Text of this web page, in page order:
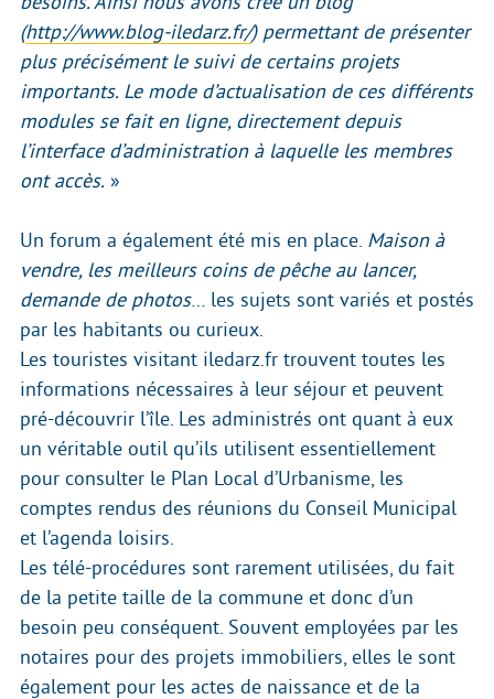
(http://www.blog-iledarz.fr/) permettant de présenter
plus précisément le suivi de certains projets
importants. Le mode d’actualisation de ces différents
modules se fait en ligne, directement depuis
l’interface d’administration à laquelle les membres
ont accès. »
Un forum a également été mis en place. Maison à
vendre, les meilleurs coins de pêche au lancer,
demande de photos… les sujets sont variés et postés
par les habitants ou curieux.
Les touristes visitant iledarz.fr trouvent toutes les
informations nécessaires à leur séjour et peuvent
pré-découvrir l’île. Les administrés ont quant à eux
un véritable outil qu’ils utilisent essentiellement
pour consulter le Plan Local d’Urbanisme, les
comptes rendus des réunions du Conseil Municipal
et l’agenda loisirs.
Les télé-procédures sont rarement utilisées, du fait
de la petite taille de la commune et donc d’un
besoin peu conséquent. Souvent employées par les
notaires pour des projets immobiliers, elles le sont
également pour les actes de naissance et de la